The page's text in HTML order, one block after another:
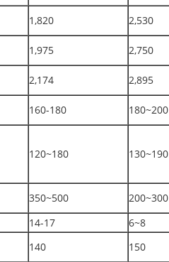
1,820 2,530
1,975 2,750
2,174 2,895
160-180 180~200
120~180 130~190
350~500 200~300
14-17 6~8
140 150